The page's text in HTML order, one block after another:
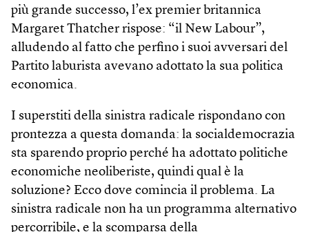
più grande successo, l’ex premier britannica
Margaret Thatch­er rispose: “il New Labour”,
alludendo al fatto che perfino i suoi avversari del
Partito laburista avevano adottato la sua politica
economica.
I superstiti della sinistra radicale rispondano con
prontezza a questa domanda: la socialdemocrazia
sta sparendo proprio perché ha adottato politiche
economiche neoliberiste, quindi qual è la
soluzione? Ecco dove comincia il problema. La
sinistra radicale non ha un programma alternativo
percorribile, e la scomparsa della